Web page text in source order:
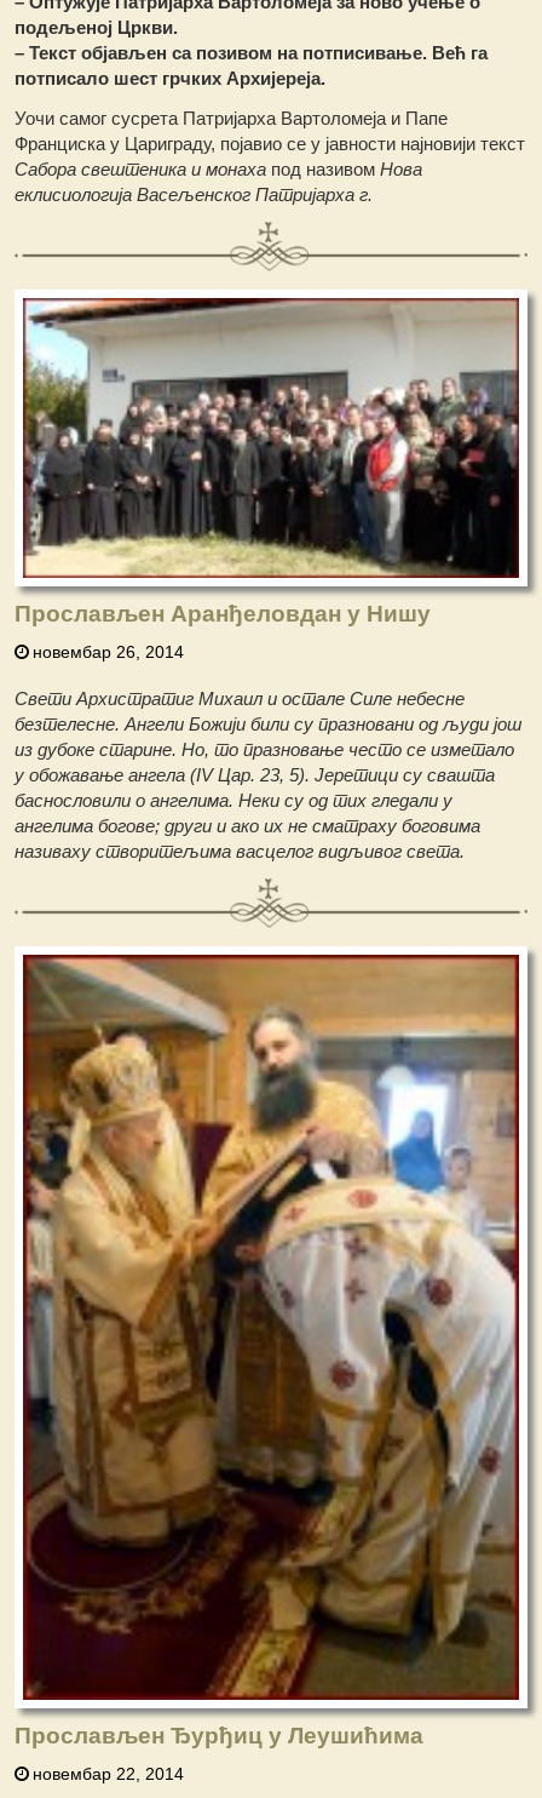
подељеној Цркви.
– Текст објављен са позивом на потписивање. Већ га
потписало шест грчких Архијереја.
Уочи самог сусрета Патријарха Вартоломеја и Папе
Франциска у Цариграду, појавио се у јавности најновији текст
Сабора свештеника и монаха под називомНова
еклисиологија Васељенског Патријарха г.
Прослављен Аранђеловдан у Нишу
новембар 26, 2014
Свeти Архистратиг Михаил и остале Силе небесне
безтелесне. Ангели Божији били су празновани од људи још
из дубоке старине. Но, то празновање често се изметало
у обожавање ангела (IV Цар. 23, 5). Јеретици су свашта
баснословили о ангелима. Неки су од тих гледали у
ангелима богове; други и ако их не сматраху боговима
називаху створитељима васцелог видљивог света.
Прослављен Ђурђиц у Леушићима
новембар 22, 2014